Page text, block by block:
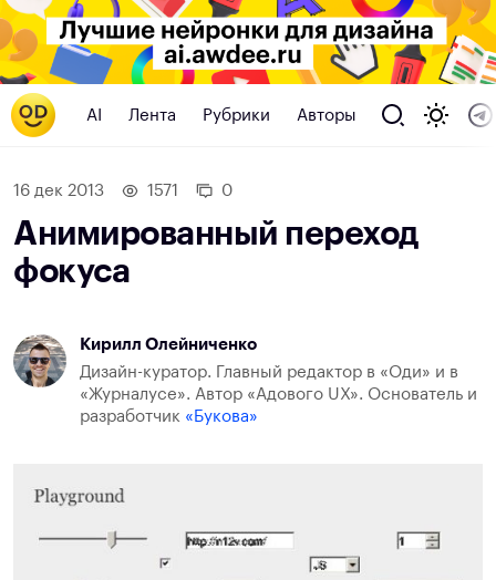
AI Лента Рубрики Авторы
16 дек 2013 1571 0
Анимированный переход
фокуса
Кирилл Олейниченко
Дизайн-куратор. Главный редактор в «Оди» и в
«Журналусе». Автор «Адового UX». Основатель и
разработчик «Букова»